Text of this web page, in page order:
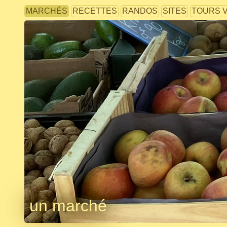
MARCHÉS RECETTES RANDOS SITES TOURS
un marché